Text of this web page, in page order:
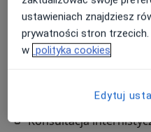
dr n. med. i n. o
Ultrasonografista, W trakcie
Więcej
37 opinii
Centrum Medyczne
Konsultacja
ustawieniach znajdziesz
prywatności stron
w polityka cookies
Edytuj